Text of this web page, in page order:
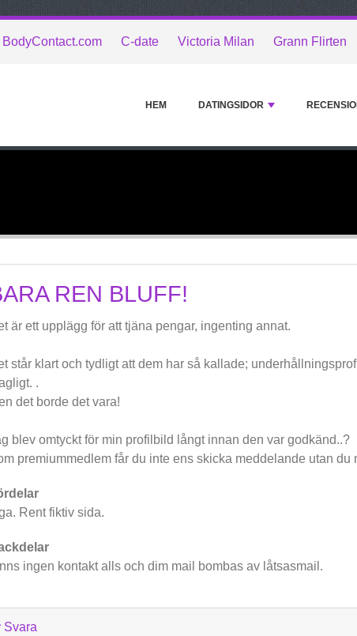
BodyContact.com C-date Victoria Milan Grann Flirten
HEM DATINGSIDOR
REN BLUFF!
är ett upplägg för att tjäna pengar, ingenting annat.
står klart och tydligt att dem har så kallade;
.
det borde det vara!
blev omtyckt för min profilbild långt innan den var godkänd..?
premiummedlem får du inte ens skicka meddelande utan du
Rent fiktiv sida.
ingen kontakt alls och dim mail bombas av låtsasmail.
Svara